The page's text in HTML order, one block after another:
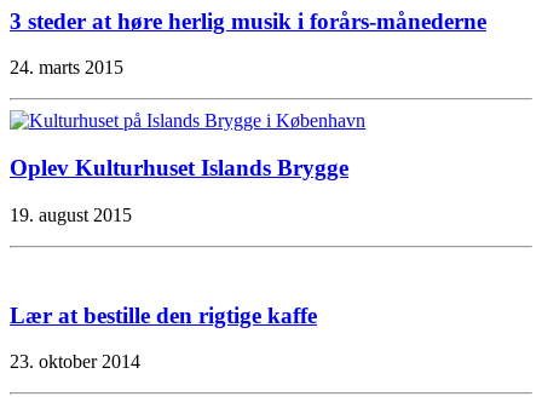
3 steder at høre herlig musik i forårs-månederne
24. marts 2015
Oplev Kulturhuset Islands Brygge
19. august 2015
Lær at bestille den rigtige kaffe
23. oktober 2014